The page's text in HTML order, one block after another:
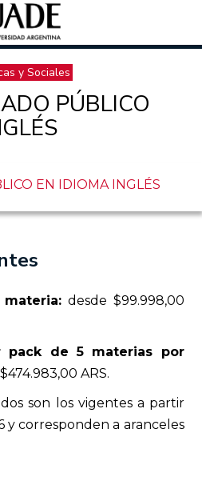
y Sociales
PÚBLICO
EN IDIOMA INGLÉS
materia:desde $99.998,00
pack de 5 materias por
ARS.
son los vigentes a partir
y corresponden a aranceles